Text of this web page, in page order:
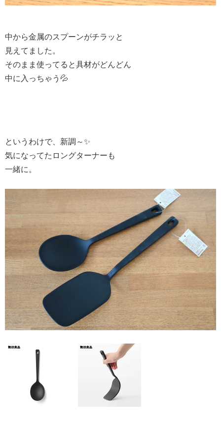
中から金属のスプーンがチラッと
見えてました。
そのまま使ってると具材がどんどん
中に入っちゃう💦
というわけで、新調～✨
気になってたロングターナーも
一緒に。